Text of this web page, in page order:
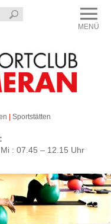
| Sportstätten
: 07.45 – 12.15 Uhr
MENÜ
CLOSE